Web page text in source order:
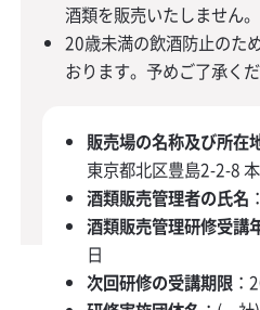
酒類を販売いたしません。
20歳未満の飲酒防止のた
おります。予めご了承くだ
販売場の名称及び所在
東京都北区豊島2-2-8
酒類販売管理者の氏名
酒類販売管理研修受講
日
次回研修の受講期限：